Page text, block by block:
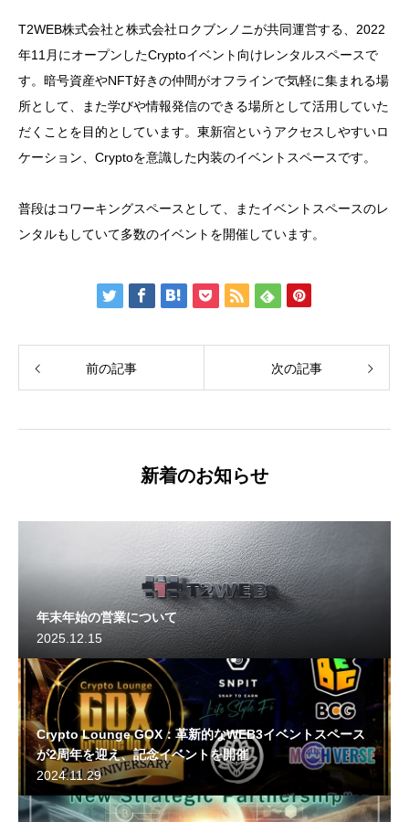
T2WEB株式会社と株式会社ロクブンノニが共同運営する、2022
年11月にオープンしたCryptoイベント向けレンタルスペースで
す。暗号資産やNFT好きの仲間がオフラインで気軽に集まれる場
所として、また学びや情報発信のできる場所として活用していた
だくことを目的としています。東新宿というアクセスしやすいロ
ケーション、Cryptoを意識した内装のイベントスペースです。
普段はコワーキングスペースとして、またイベントスペースのレ
ンタルもしていて多数のイベントを開催しています。
前の記事 次の記事
新着のお知らせ
年末年始の営業について
2025.12.15
Crypto Lounge GOX：革新的なWEB3イベントスペース
が2周年を迎え、記念イベントを開催
2024.11.29